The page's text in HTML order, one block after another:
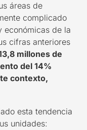
áreas de
complicado
económicas de la
cifras anteriores
millones de
del 14%
contexto,
esta tendencia
unidades: